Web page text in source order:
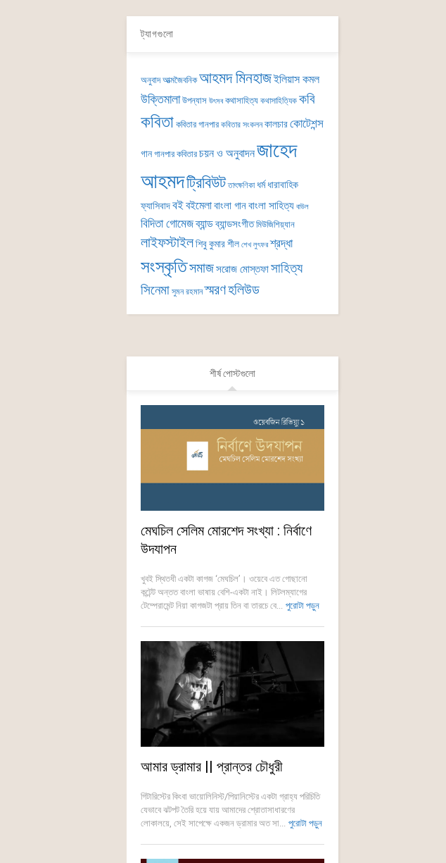
ট্যাগগুলো
অনুবাদ আত্মজৈবনিক আহমদ মিনহাজইলিয়াস কমল
উক্তিমালা উপন্যাস উৎসব কথাসাহিত্য কথাসাহিত্যিক কবি
কবিতা কবিতার গানপার কবিতার সংকলন কালচারকোটেশন্স
গান গানপার কবিতার চয়ন ও অনুবাদনজাহেদ
আহমদট্রিবিউট তাৎক্ষণিকা ধর্ম ধারাবাহিক
ফ্যাসিবাদবইবইমেলাবাংলা গানবাংলা সাহিত্য বাউল
বিদিতা গোমেজব্যান্ডব্যান্ডসংগীত মিউজিশিয়্যান
লাইফস্টাইলশিবু কুমার শীল শেখ লুৎফর শ্রদ্ধা
সংস্কৃতিসমাজসরোজ মোস্তফাসাহিত্য
সিনেমা সুমন রহমান স্মরণহলিউড
শীর্ষ পোস্টগুলো
মেঘচিল সেলিম মোরশেদ সংখ্যা : নির্বাণে
উদযাপন
খুবই স্থিতধী একটা কাগজ ‘মেঘচিল’। ওয়েবে এত গোছানো
কন্টেন্ট অন্তত বাংলা ভাষায় বেশি-একটা নাই। লিটলম্যাগের
টেম্পেরামেন্ট নিয়া কাগজটা প্রায় তিন বা তারচে বে... পুরোটা পড়ুন
আমার ড্রামার || প্রান্তর চৌধুরী
গিটারিস্টের কিংবা ভায়োলিনিস্ট/পিয়ানিস্টের একটা গ্রাহ্য পরিচিতি
যেভাবে ঝটপট তৈরি হয়ে যায় আমাদের শ্রোতাসাধারণের
লোকালয়ে, সেই সাপেক্ষে একজন ড্রামার অত সা... পুরোটা পড়ুন